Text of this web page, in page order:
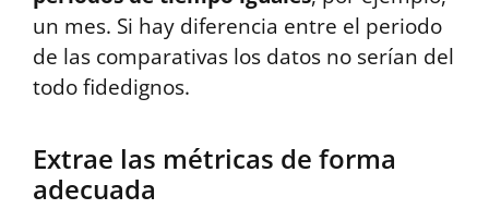
un mes. Si hay diferencia entre el periodo
de las comparativas los datos no serían del
todo fidedignos.
Extrae las métricas de forma
adecuada